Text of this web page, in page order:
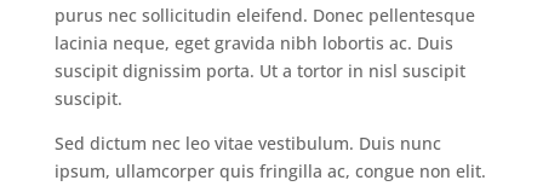
purus nec sollicitudin eleifend. Donec pellentesque
lacinia neque, eget gravida nibh lobortis ac. Duis
suscipit dignissim porta. Ut a tortor in nisl suscipit
suscipit.
Sed dictum nec leo vitae vestibulum. Duis nunc
ipsum, ullamcorper quis fringilla ac, congue non elit.